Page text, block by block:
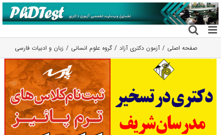
رفتن
به
محتوا
صفحه اصلی آزمون دکتری آزاد گروه علوم انسانی زبان و ادبیات فارسی